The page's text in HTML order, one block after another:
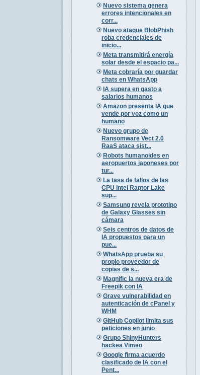
Nuevo sistema genera
errores intencionales en
corr...
Nuevo ataque BlobPhish
roba credenciales de
inicio...
Meta transmitirá energía
solar desde el espacio pa...
Meta cobraría por guardar
chats en WhatsApp
IA supera en gasto a
salarios humanos
Amazon presenta IA que
vende por voz como un
humano
Nuevo grupo de
Ransomware Vect 2.0
RaaS ataca sist...
Robots humanoides en
aeropuertos japoneses por
tur...
La tasa de fallos de las
CPU Intel Raptor Lake
sup...
Samsung revela prototipo
de Galaxy Glasses sin
cámara
Seis centros de datos de
IA propuestos para un
pue...
WhatsApp prueba su
propio proveedor de
copias de s...
Magnific la nueva era de
Freepik con IA
Grave vulnerabilidad en
autenticación de cPanel y
WHM
GitHub Copilot limita sus
peticiones en junio
Grupo ShinyHunters
hackea Vimeo
Google firma acuerdo
clasificado de IA con el
Pent...